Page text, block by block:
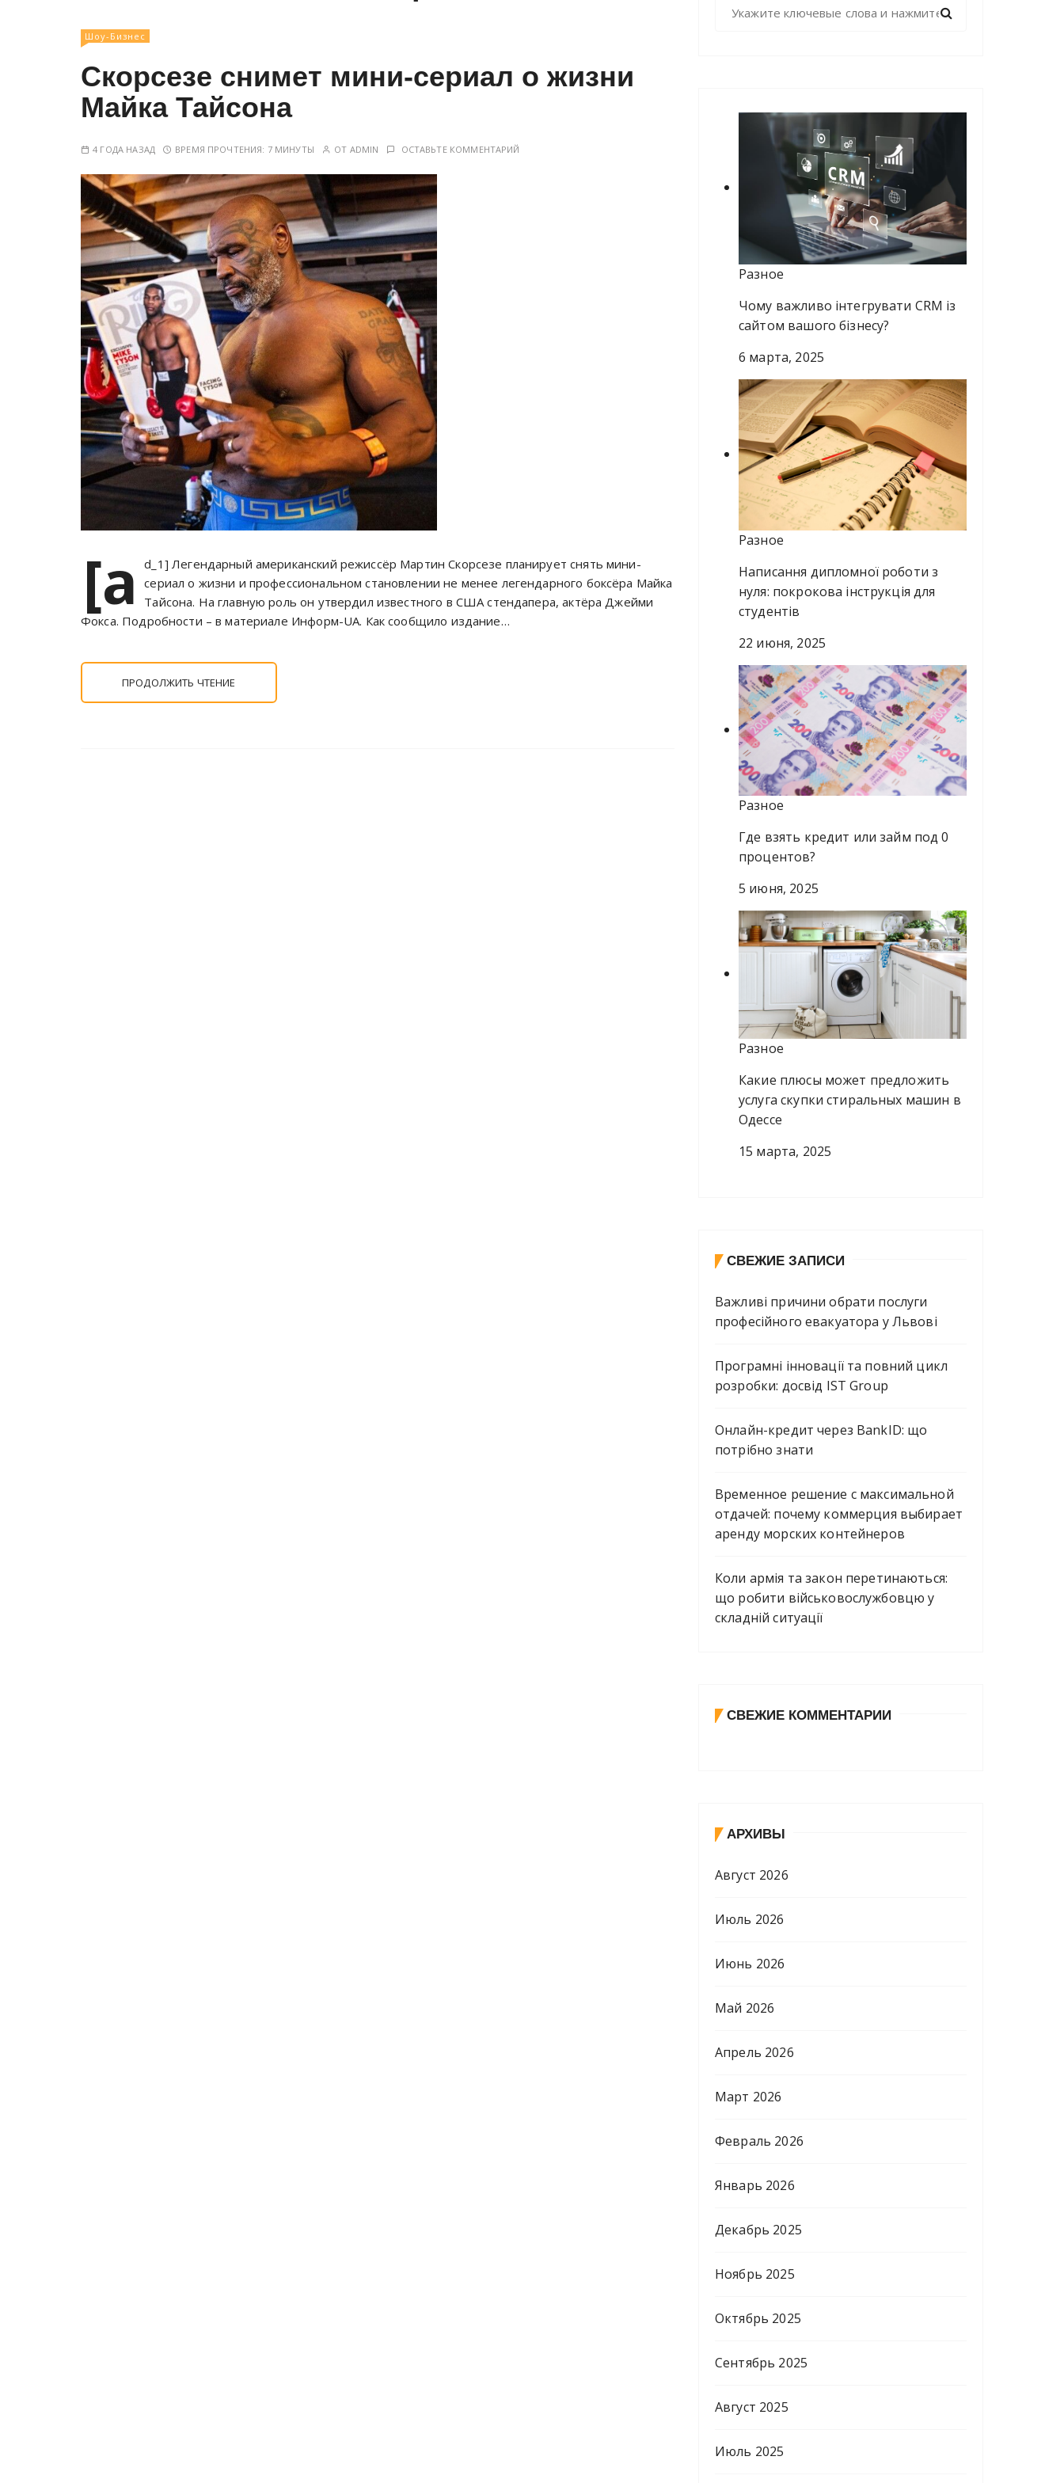
Шоу-Бизнес
Скорсезе снимет мини-сериал о жизни
Майка Тайсона
4 ГОДА НАЗАД ВРЕМЯ ПРОЧТЕНИЯ: 7 МИНУТЫ ОТ ADMIN ОСТАВЬТЕ КОММЕНТАРИЙ
[a
d_1] Легендарный американский режиссёр Мартин Скорсезе планирует снять мини-
сериал о жизни и профессиональном становлении не менее легендарного боксёра Майка
Тайсона. На главную роль он утвердил известного в США стендапера, актёра Джейми
Фокса. Подробности – в материале Информ-UA. Как сообщило издание…
ПРОДОЛЖИТЬ ЧТЕНИЕ
Разное
Чому важливо інтегрувати CRM із
сайтом вашого бізнесу?
6 марта, 2025
Разное
Написання дипломної роботи з
нуля: покрокова інструкція для
студентів
22 июня, 2025
Разное
Где взять кредит или займ под 0
процентов?
5 июня, 2025
Разное
Какие плюсы может предложить
услуга скупки стиральных машин в
Одессе
15 марта, 2025
СВЕЖИЕ ЗАПИСИ
Важливі причини обрати послуги
професійного евакуатора у Львові
Програмні інновації та повний цикл
розробки: досвід IST Group
Онлайн-кредит через BankID: що
потрібно знати
Временное решение с максимальной
отдачей: почему коммерция выбирает
аренду морских контейнеров
Коли армія та закон перетинаються:
що робити військовослужбовцю у
складній ситуації
СВЕЖИЕ КОММЕНТАРИИ
АРХИВЫ
Август 2026
Июль 2026
Июнь 2026
Май 2026
Апрель 2026
Март 2026
Февраль 2026
Январь 2026
Декабрь 2025
Ноябрь 2025
Октябрь 2025
Сентябрь 2025
Август 2025
Июль 2025